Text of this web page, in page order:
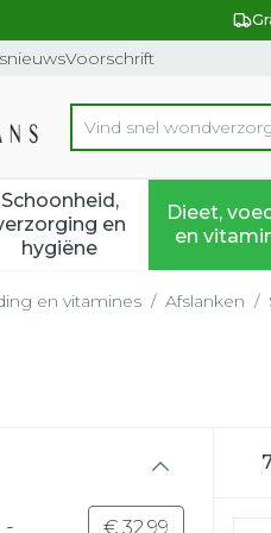
Voorschrift
Product, merk,
Vind snel
Schoonheid,
en
hygiëne
Toon submenu voor
Dieet,
en
en vitamines / Afslanken /
- Maximale waarde
€ 32,99